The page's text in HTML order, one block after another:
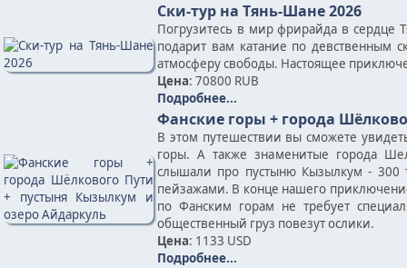
Ски-тур на Тянь-Шане 2026
Погрузитесь в мир фрирайда в сердце
подарит вам катание по
атмосферу свободы. Настоящее
Цена: 70800 RUB
Подробнее...
Фанские горы + города
В этом путешествии вы сможете
горы. А также знаменитые города
слышали про пустыню Кызылкум - 300
пейзажами. В конце нашего
по Фанским горам не требует
общественный груз повезут ослики.
Цена: 1133 USD
Подробнее...